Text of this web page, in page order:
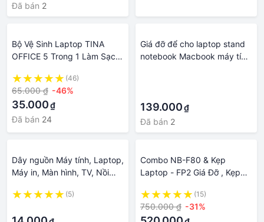
Đã bán 2
Bộ Vệ Sinh Laptop TINA
OFFICE 5 Trong 1 Làm Sạch
Sạch Máy Tính - Bộ Vệ Sinh
Laptop/Máy Tính
(46)
65.000 ₫ -46%
35.000₫
Đã bán 24
Giá đỡ để cho laptop stand
notebook Macbook máy tính
139.000₫
Đã bán 2
Dây nguồn Máy tính, Laptop,
Máy in, Màn hình, TV, Nồi
(5)
Combo NB-F80 & Kẹp
Laptop - FP2 Giá Đỡ , Kẹp
-17Inch - Chính Hãng NB
(15)
750.000 ₫ -31%